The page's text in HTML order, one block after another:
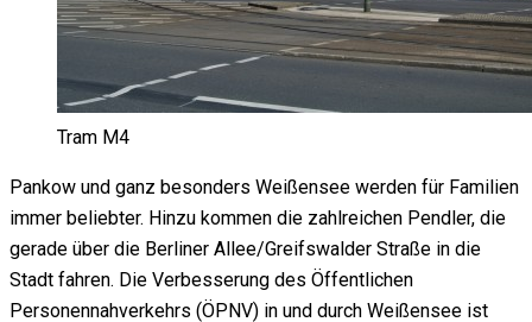
Tram M4
Pankow und ganz besonders Weißensee werden für Familien
immer beliebter. Hinzu kommen die zahlreichen Pendler, die
gerade über die Berliner Allee/Greifswalder Straße in die
Stadt fahren. Die Verbesserung des Öffentlichen
Personennahverkehrs (ÖPNV) in und durch Weißensee ist